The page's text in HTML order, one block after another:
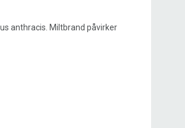
anthracis. Miltbrand påvirker